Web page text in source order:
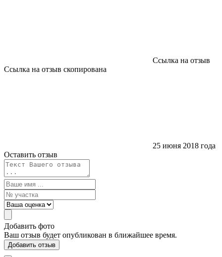
Ссылка на отзыв
Ссылка на отзыв скопирована
25 июня 2018 года
Оставить отзыв
Добавить фото
Ваш отзыв будет опубликован в ближайшее время.
Добавить отзыв